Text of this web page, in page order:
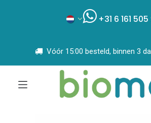
+31 6 161
Vóór 15:00 besteld, binnen 3